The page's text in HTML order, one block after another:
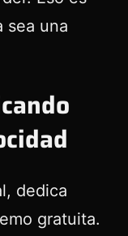
sea una
dedica
gratuita.